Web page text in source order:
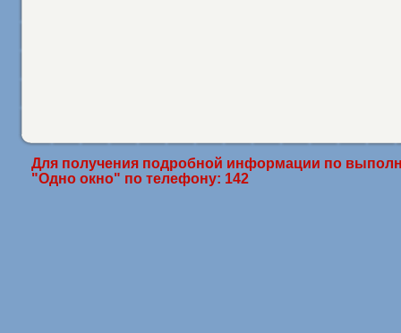
Для получения подробной информации по
"Одно окно" по телефону: 142